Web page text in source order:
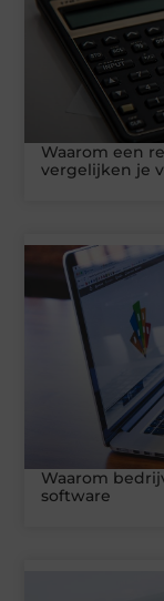
Waarom een
vergelijken je
Waarom
software